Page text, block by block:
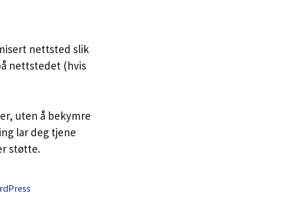
nettsted slik
nettstedet (hvis
uten å bekymre
lar deg tjene
støtte.